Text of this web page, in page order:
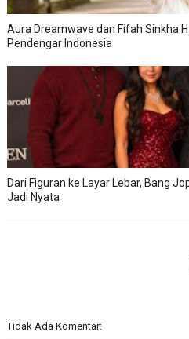
Aura Dreamwave dan Fifah Sinkha
Pendengar Indonesia
Dari Figuran ke Layar Lebar, Bang
Jadi Nyata
Tidak Ada Komentar: